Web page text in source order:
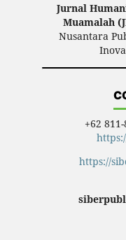
Jurnal
Muamalah
Nusantara
+62
https://